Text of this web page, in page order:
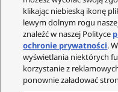
Informacje
Technics
O nas
Gwarancja
Społeczność
klikając niebieską ikonę
lewym dolnym rogu
znaleźć w naszej Polityce
ochronie prywatności.
wyświetlania niektórych
korzystanie z
ponownie załadować